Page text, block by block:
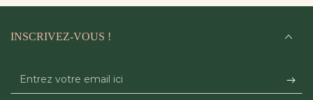
accords d’opposition pour sublimer les cuvées UP. L’expérience
façon bistrot moderne.
Au menu, un filet de cochon et céleri rave accompagné de
INSCRIVEZ-VOUS !
Entrez